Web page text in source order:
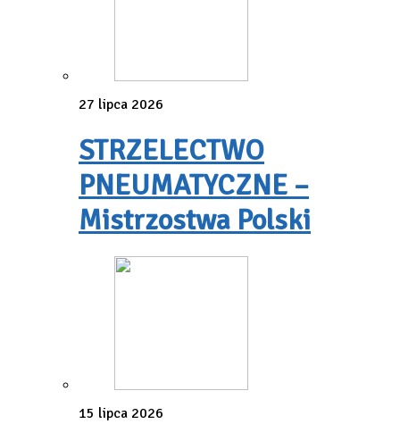
27 lipca 2026
STRZELECTWO
PNEUMATYCZNE –
Mistrzostwa Polski
15 lipca 2026